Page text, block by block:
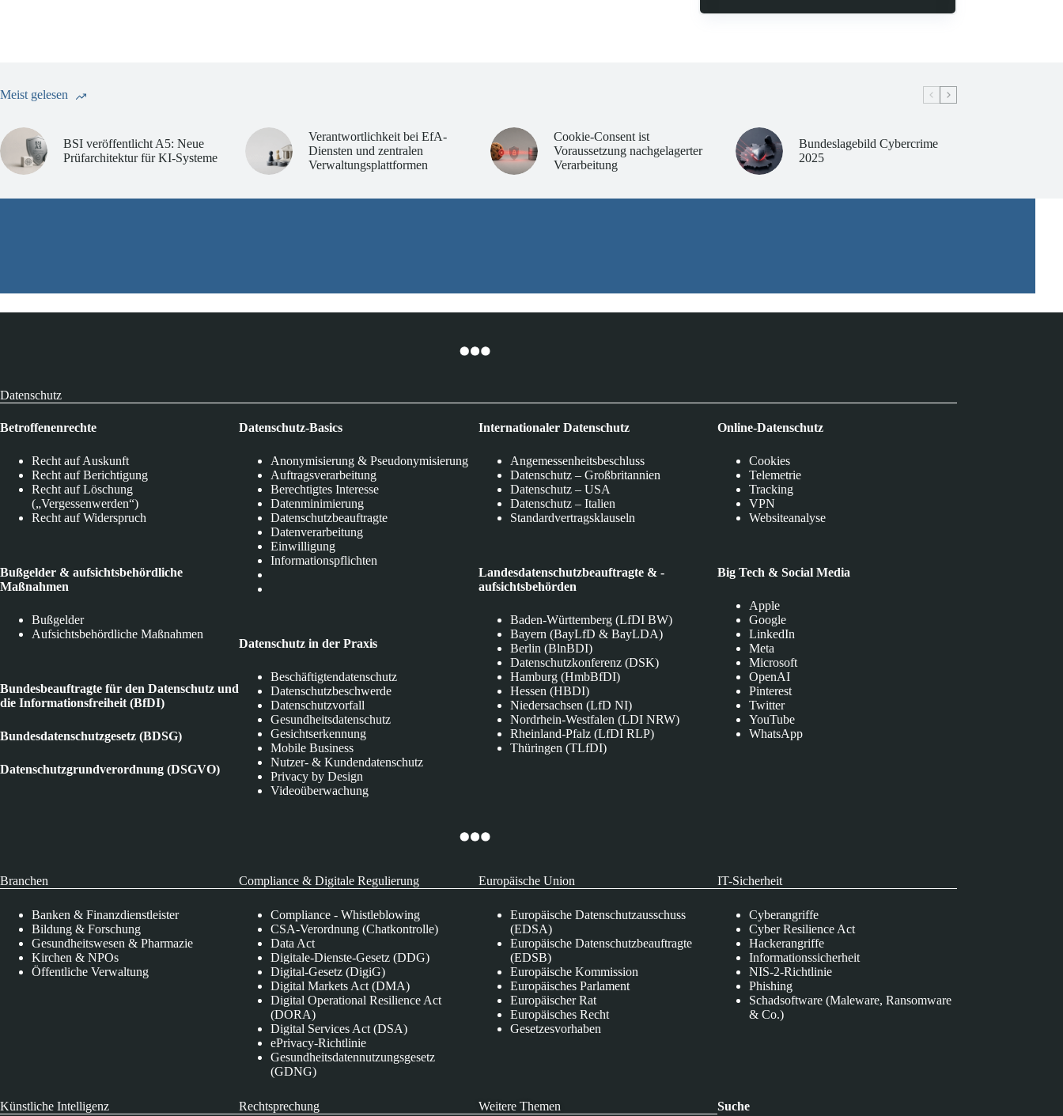
Meist gelesen
BSI veröffentlicht A5: Neue
Prüfarchitektur für KI-Systeme
Verantwortlichkeit bei EfA-
Diensten und zentralen
Verwaltungsplattformen
Cookie-Consent ist
Voraussetzung nachgelagerter
Verarbeitung
Bundeslagebild Cybercrime
2025
Datenschutz
Betroffenenrechte
Recht auf Auskunft
Recht auf Berichtigung
Recht auf Löschung
(„Vergessenwerden“)
Recht auf Widerspruch
Bußgelder & aufsichtsbehördliche
Maßnahmen
Bußgelder
Aufsichtsbehördliche Maßnahmen
Bundesbeauftragte für den Datenschutz und
die Informationsfreiheit (BfDI)
Bundesdatenschutzgesetz (BDSG)
Datenschutzgrundverordnung (DSGVO)
Datenschutz-Basics
Anonymisierung & Pseudonymisierung
Auftragsverarbeitung
Berechtigtes Interesse
Datenminimierung
Datenschutzbeauftragte
Datenverarbeitung
Einwilligung
Informationspflichten
Datenschutz in der Praxis
Beschäftigtendatenschutz
Datenschutzbeschwerde
Datenschutzvorfall
Gesundheitsdatenschutz
Gesichtserkennung
Mobile Business
Nutzer- & Kundendatenschutz
Privacy by Design
Videoüberwachung
Internationaler Datenschutz
Angemessenheitsbeschluss
Datenschutz – Großbritannien
Datenschutz – USA
Datenschutz – Italien
Standardvertragsklauseln
Landesdatenschutzbeauftragte & -
aufsichtsbehörden
Baden-Württemberg (LfDI BW)
Bayern (BayLfD & BayLDA)
Berlin (BlnBDI)
Datenschutzkonferenz (DSK)
Hamburg (HmbBfDI)
Hessen (HBDI)
Niedersachsen (LfD NI)
Nordrhein-Westfalen (LDI NRW)
Rheinland-Pfalz (LfDI RLP)
Thüringen (TLfDI)
Online-Datenschutz
Cookies
Telemetrie
Tracking
VPN
Websiteanalyse
Big Tech & Social Media
Apple
Google
LinkedIn
Meta
Microsoft
OpenAI
Pinterest
Twitter
YouTube
WhatsApp
Branchen
Banken & Finanzdienstleister
Bildung & Forschung
Gesundheitswesen & Pharmazie
Kirchen & NPOs
Öffentliche Verwaltung
Compliance & Digitale Regulierung
Compliance - Whistleblowing
CSA-Verordnung (Chatkontrolle)
Data Act
Digitale-Dienste-Gesetz (DDG)
Digital-Gesetz (DigiG)
Digital Markets Act (DMA)
Digital Operational Resilience Act
(DORA)
Digital Services Act (DSA)
ePrivacy-Richtlinie
Gesundheitsdatennutzungsgesetz
(GDNG)
Europäische Union
Europäische Datenschutzausschuss
(EDSA)
Europäische Datenschutzbeauftragte
(EDSB)
Europäische Kommission
Europäisches Parlament
Europäischer Rat
Europäisches Recht
Gesetzesvorhaben
IT-Sicherheit
Cyberangriffe
Cyber Resilience Act
Hackerangriffe
Informationssicherheit
NIS-2-Richtlinie
Phishing
Schadsoftware (Maleware, Ransomware
& Co.)
Künstliche Intelligenz Rechtsprechung Weitere Themen Suche